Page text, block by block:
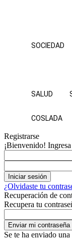
SOCIEDAD
SALUD
COSLADA
Registrarse
¡Bienvenido!
¿Olvidaste tu
Recuperación de
Recupera tu
Se te ha enviado